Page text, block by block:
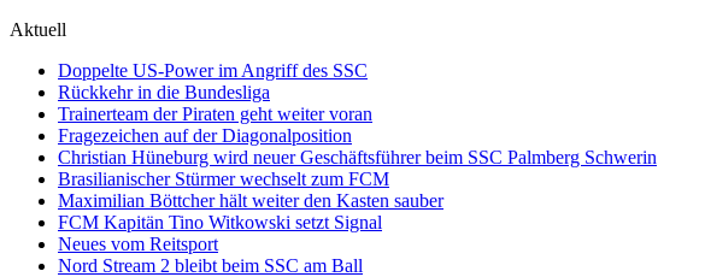
Aktuell
Doppelte US-Power im Angriff des SSC
Rückkehr in die Bundesliga
Trainerteam der Piraten geht weiter voran
Fragezeichen auf der Diagonalposition
Christian Hüneburg wird neuer Geschäftsführer beim SSC Palmberg Schwerin
Brasilianischer Stürmer wechselt zum FCM
Maximilian Böttcher hält weiter den Kasten sauber
FCM Kapitän Tino Witkowski setzt Signal
Neues vom Reitsport
Nord Stream 2 bleibt beim SSC am Ball